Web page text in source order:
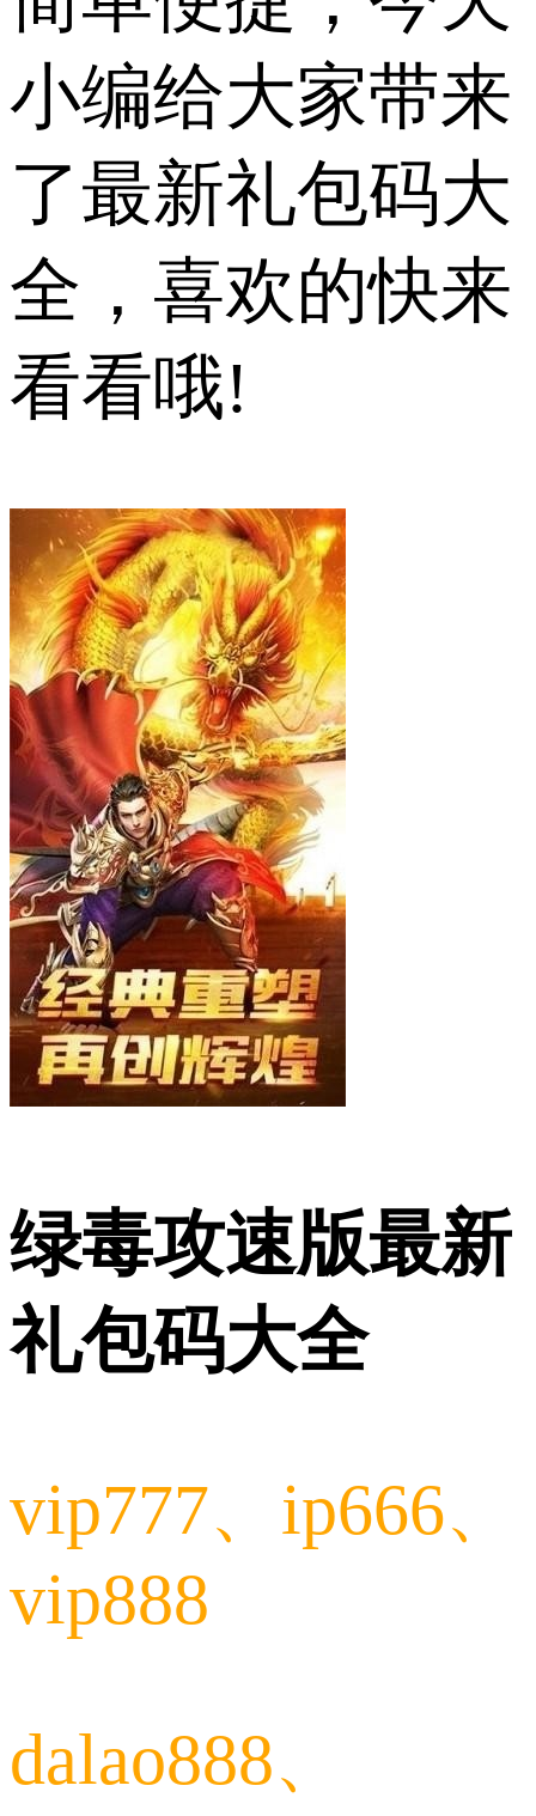
小编给大家带来
了最新礼包码大
全，喜欢的快来
看看哦!
绿毒攻速版最新
礼包码大全
vip777、ip666、
vip888
dalao888、